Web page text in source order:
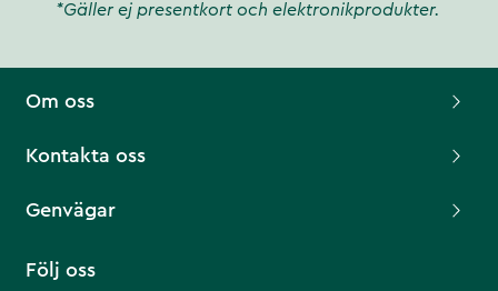
*Gäller ej presentkort och elektronikprodukter.
Om oss
Kontakta oss
Genvägar
Följ oss